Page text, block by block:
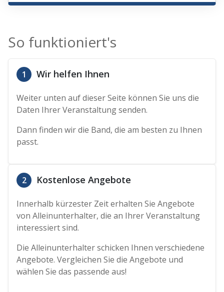
So funktioniert's
1 Wir helfen Ihnen
Weiter unten auf dieser Seite können Sie uns die
Daten Ihrer Veranstaltung senden.
Dann finden wir die Band, die am besten zu Ihnen
passt.
2 Kostenlose Angebote
Innerhalb kürzester Zeit erhalten Sie Angebote
von Alleinunterhalter, die an Ihrer Veranstaltung
interessiert sind.
Die Alleinunterhalter schicken Ihnen verschiedene
Angebote. Vergleichen Sie die Angebote und
wählen Sie das passende aus!